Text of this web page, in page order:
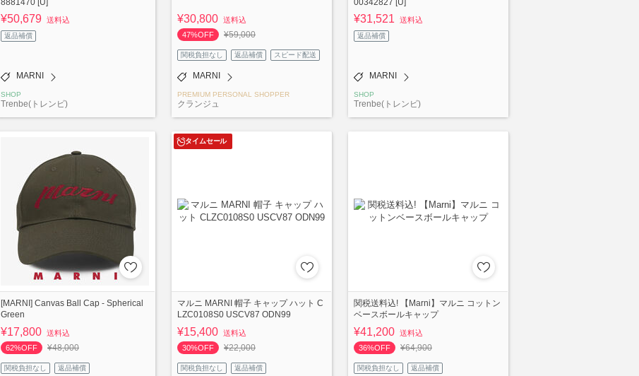
¥50,679 送料込
返品補償
MARNI
SHOP
Trenbe(トレンビ)
¥30,800 送料込
47%OFF
¥59,000
関税負担なし 返品補償 スピード配送
MARNI
PREMIUM PERSONAL SHOPPER
クランジュ
¥31,521 送料込
返品補償
MARNI
SHOP
Trenbe(トレンビ)
[MARNI] Canvas Ball Cap - Spherical
Green
¥17,800 送料込
62%OFF
¥48,000
関税負担なし 返品補償
タイムセール
マルニ MARNI 帽子 キャップ ハット C
LZC0108S0 USCV87 ODN99
¥15,400 送料込
30%OFF
¥22,000
関税負担なし 返品補償
関税送料込! 【Marni】マルニ コットン
ベースボールキャップ
¥41,200 送料込
36%OFF
¥64,900
関税負担なし 返品補償